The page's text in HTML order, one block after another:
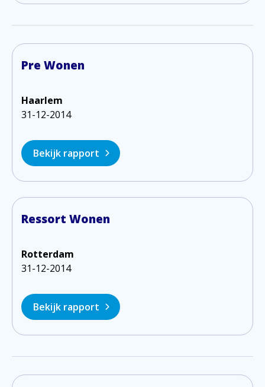
Pre Wonen
Haarlem
31-12-2014
Bekijk rapport
Ressort Wonen
Rotterdam
31-12-2014
Bekijk rapport